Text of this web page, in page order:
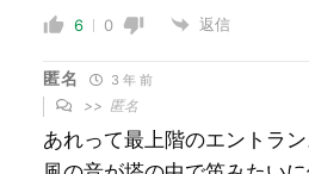
6 0 返信
匿名 3 年 前
>> 匿名
あれって最上階のエントラ